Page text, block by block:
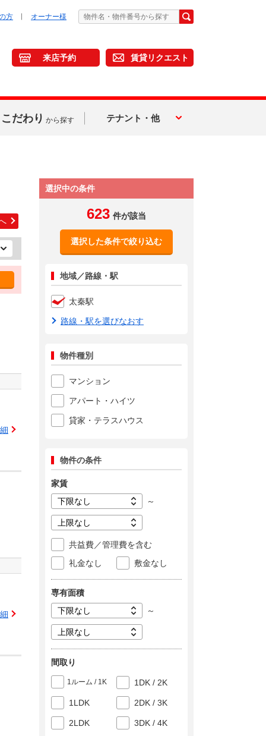
方 オーナー様
来店予約 賃貸リクエスト
こだわり から探す テナント・他
選択中の条件
623 件が該当
選択した条件で絞り込む
地域／路線・駅
太秦駅
路線・駅を選びなおす
物件種別
マンション
アパート・ハイツ
貸家・テラスハウス
物件の条件
家賃
～
共益費／管理費を含む
礼金なし
敷金なし
専有面積
～
間取り
1ルーム / 1K 1DK / 2K
1LDK 2DK / 3K
2LDK 3DK / 4K